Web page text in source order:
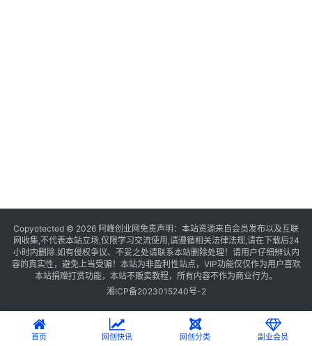
Copyotected © 2026 阿峰创业网 免责声明：本站资源来自会员发布以及互联
网收集,不代表本站立场,仅限学习交流使用,请遵循相关法律法规,请在下载后24
小时内删除.如有侵权争议、不妥之处请联系本站删除处理！请用户仔细辨认内
容的真实性，避免上当受骗！本站为非盈利性站点，VIP功能仅仅作为用户喜欢
本站捐赠打赏功能，本站不贩卖教程，所有内容不作为商业行为。
湘ICP备2023015240号-2
首页 网创快讯 网创分类 副业会员